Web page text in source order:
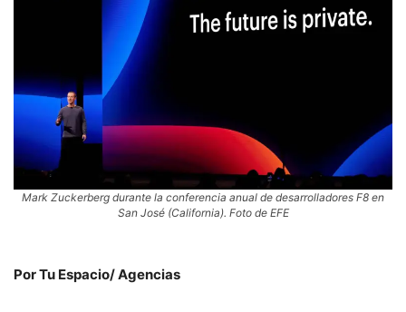
Mark Zuckerberg durante la conferencia anual de desarrolladores F8 en
San José (California). Foto de EFE
Por Tu Espacio/ Agencias